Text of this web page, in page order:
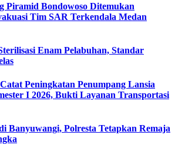
Piramid Bondowoso Ditemukan
Tim SAR Terkendala Medan
Enam Pelabuhan, Standar
Peningkatan Penumpang Lansia
I 2026, Bukti Layanan Transportasi
Banyuwangi, Polresta Tetapkan Remaja